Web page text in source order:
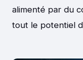
alimenté par du
tout le potentiel